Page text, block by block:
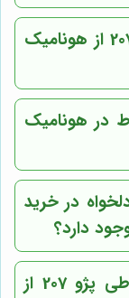
چه مدارکی برای خرید اقساطی پژو 207 از هونامیک
در هونامیک
در خرید
چه تفاوتی بین خرید نقدی و اقساطی پژو 207 از